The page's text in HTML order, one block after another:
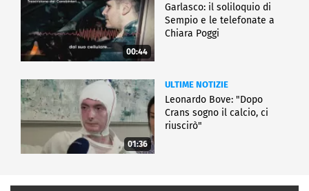
00:44
Garlasco: il soliloquio di
Sempio e le telefonate a
Chiara Poggi
01:36
ULTIME NOTIZIE
Leonardo Bove: "Dopo
Crans sogno il calcio, ci
riuscirò"